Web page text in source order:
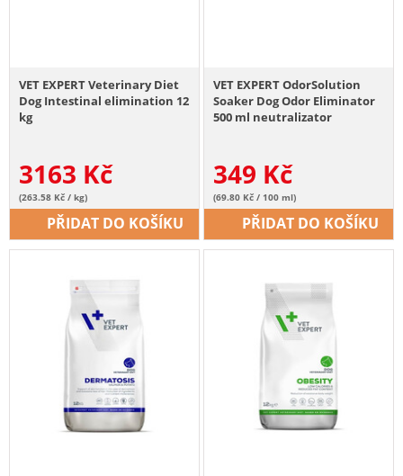
VET EXPERT Veterinary Diet
Dog Intestinal elimination 12
kg
3163 Kč
(263.58 Kč / kg)
PŘIDAT DO KOŠÍKU
VET EXPERT OdorSolution
Soaker Dog Odor Eliminator
500 ml neutralizator
349 Kč
(69.80 Kč / 100 ml)
PŘIDAT DO KOŠÍKU